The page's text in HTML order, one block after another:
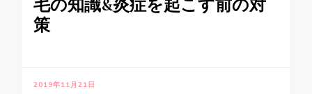
毛の知識&炎症を起こす前の対
策
2019年11月21日